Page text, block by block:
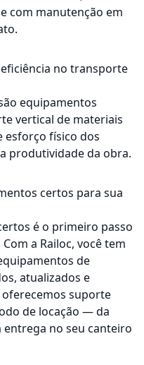
com manutenção em
no transporte
equipamentos
vertical de materiais
esforço físico dos
produtividade da obra.
certos para sua
é o primeiro passo
a Railoc, você tem
de
atualizados e
suporte
de locação — da
no seu canteiro